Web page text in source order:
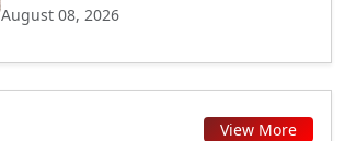
August 08, 2026
View More